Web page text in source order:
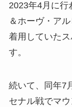
2023年4月に行
＆ホーヴ・ア
着用していた
す。
続いて、同年7
セナル戦でマ